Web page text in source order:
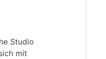
Studio
mit